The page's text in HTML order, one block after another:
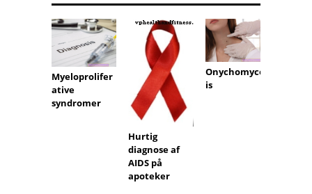
Myeloprolifer
ative
syndromer
Hurtig
diagnose af
AIDS på
apoteker
Onychomycos
is